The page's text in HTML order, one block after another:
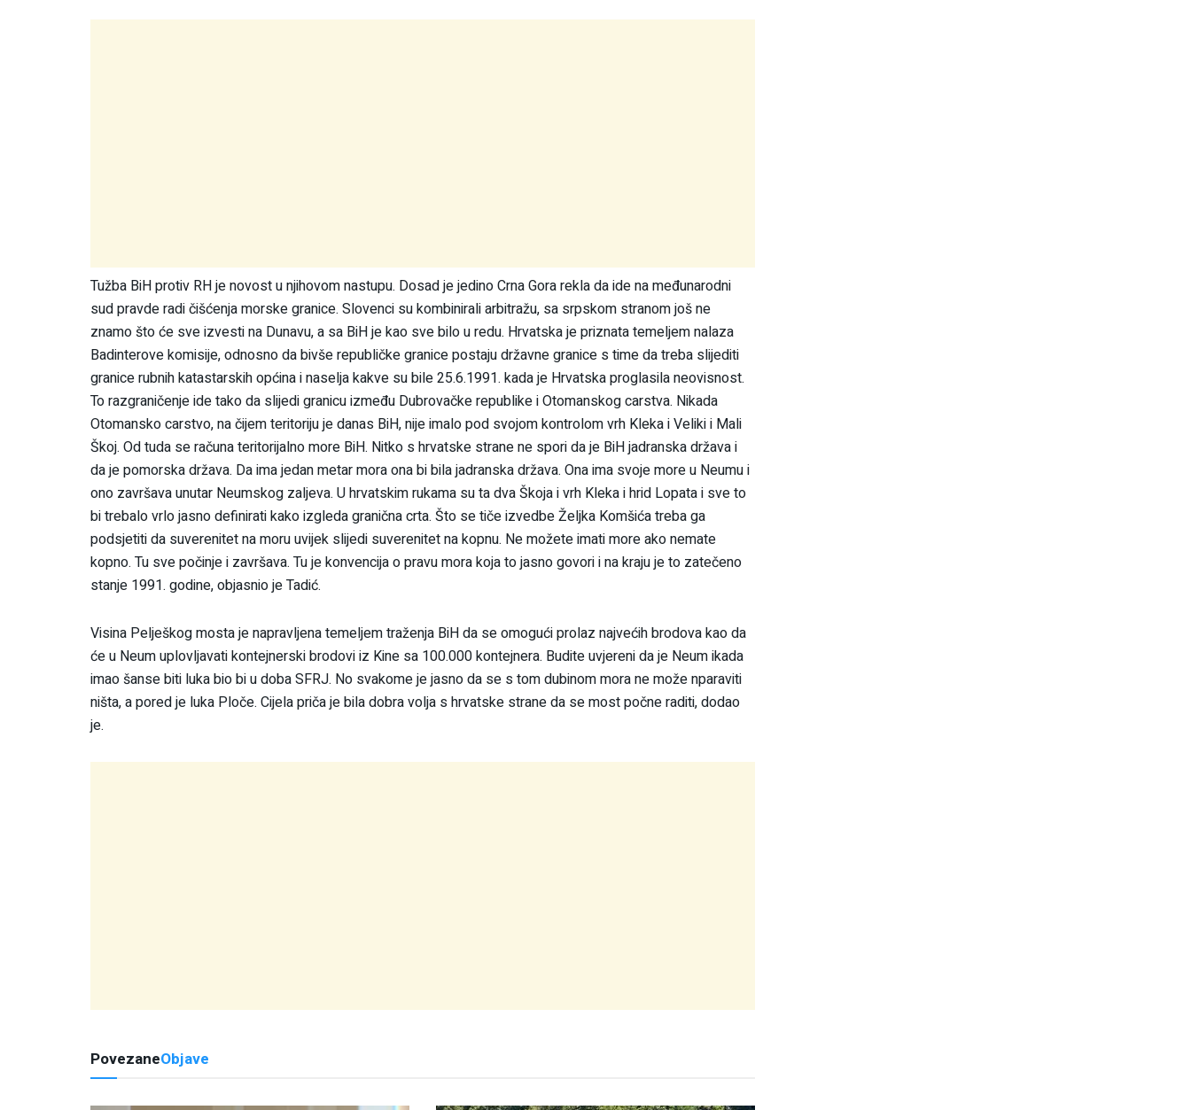
Tužba BiH protiv RH je novost u njihovom nastupu. Dosad je jedino Crna Gora rekla da ide na međunarodni
sud pravde radi čišćenja morske granice. Slovenci su kombinirali arbitražu, sa srpskom stranom još ne
znamo što će sve izvesti na Dunavu, a sa BiH je kao sve bilo u redu. Hrvatska je priznata temeljem nalaza
Badinterove komisije, odnosno da bivše republičke granice postaju državne granice s time da treba slijediti
granice rubnih katastarskih općina i naselja kakve su bile 25.6.1991. kada je Hrvatska proglasila neovisnost.
To razgraničenje ide tako da slijedi granicu između Dubrovačke republike i Otomanskog carstva. Nikada
Otomansko carstvo, na čijem teritoriju je danas BiH, nije imalo pod svojom kontrolom vrh Kleka i Veliki i Mali
Škoj. Od tuda se računa teritorijalno more BiH. Nitko s hrvatske strane ne spori da je BiH jadranska država i
da je pomorska država. Da ima jedan metar mora ona bi bila jadranska država. Ona ima svoje more u Neumu i
ono završava unutar Neumskog zaljeva. U hrvatskim rukama su ta dva Škoja i vrh Kleka i hrid Lopata i sve to
bi trebalo vrlo jasno definirati kako izgleda granična crta. Što se tiče izvedbe Željka Komšića treba ga
podsjetiti da suverenitet na moru uvijek slijedi suverenitet na kopnu. Ne možete imati more ako nemate
kopno. Tu sve počinje i završava. Tu je konvencija o pravu mora koja to jasno govori i na kraju je to zatečeno
stanje 1991. godine, objasnio je Tadić.
Visina Pelješkog mosta je napravljena temeljem traženja BiH da se omogući prolaz najvećih brodova kao da
će u Neum uplovljavati kontejnerski brodovi iz Kine sa 100.000 kontejnera. Budite uvjereni da je Neum ikada
imao šanse biti luka bio bi u doba SFRJ. No svakome je jasno da se s tom dubinom mora ne može nparaviti
ništa, a pored je luka Ploče. Cijela priča je bila dobra volja s hrvatske strane da se most počne raditi, dodao
je.
PovezaneObjave